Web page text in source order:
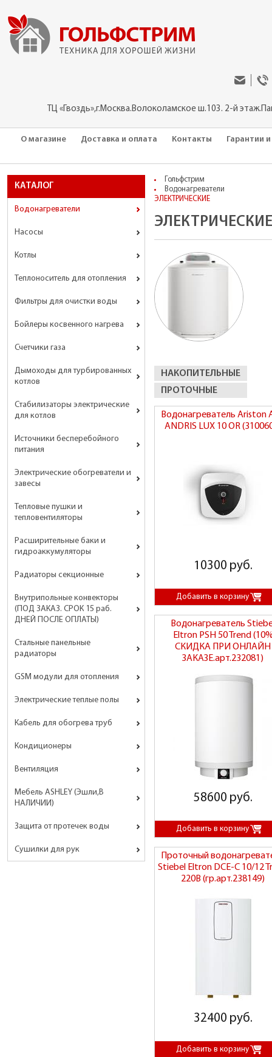
ТЦ «Гвоздь»,г.Москва.Волоколамское ш.103. 2-й
О магазине Доставка и оплата Контакты Гарантии
КАТАЛОГ
Водонагреватели
Насосы
Котлы
Теплоноситель для отопления
Фильтры для очистки воды
Бойлеры косвенного нагрева
Счетчики газа
Дымоходы для турбированных
котлов
Стабилизаторы электрические
для котлов
Источники бесперебойного
питания
Электрические обогреватели и
завесы
Тепловые пушки и
тепловентиляторы
Расширительные баки и
гидроаккумуляторы
Радиаторы секционные
Внутрипольные конвекторы
(ПОД ЗАКАЗ. СРОК 15 раб.
ДНЕЙ ПОСЛЕ ОПЛАТЫ)
Стальные панельные
радиаторы
GSM модули для отопления
Электрические теплые полы
Кабель для обогрева труб
Кондиционеры
Вентиляция
Мебель ASHLEY (Эшли,В
НАЛИЧИИ)
Защита от протечек воды
Сушилки для рук
Гольфстрим
Водонагреватели
ЭЛЕКТРИЧЕСКИЕ
ЭЛЕКТРИЧЕСКИЕ
НАКОПИТЕЛЬНЫЕ
ПРОТОЧНЫЕ
Водонагреватель Ariston
ANDRIS LUX 10 OR
10300 руб.
Водонагреватель
Eltron PSH 50 Trend
СКИДКА ПРИ ОНЛАЙН
ЗАКАЗЕ.арт.232081)
58600 руб.
Проточный
Stiebel Eltron DCE-C 10/12
220В (гр.арт.238149)
32400 руб.